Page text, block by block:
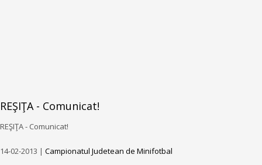
REŞIŢA - Comunicat!
REŞIŢA - Comunicat!
14-02-2013 | Campionatul Judetean de Minifotbal